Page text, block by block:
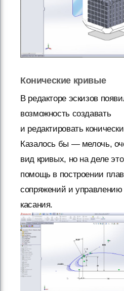
Конические кривые
В редакторе эскизов
возможность создавать
и редактировать
Казалось бы — мелочь,
вид кривых, но на деле
помощь в построении
сопряжений и
касания.